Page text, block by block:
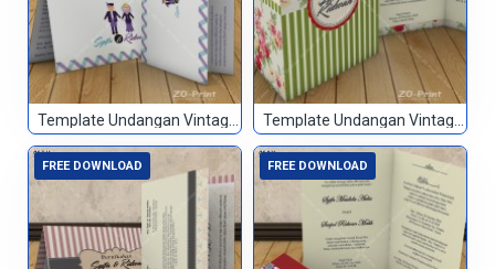
FREE DOWNLOAD FREE DOWNLOAD